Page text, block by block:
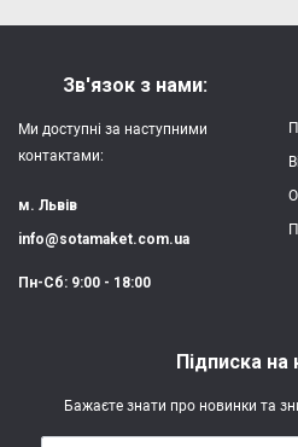
Зв'язок з нами:
Ми доступні за наступними
контактами:
м. Львів
info@sotamaket.com.ua
Пн-Сб: 9:00 - 18:00
Підписка на
Бажаєте знати про новинки та